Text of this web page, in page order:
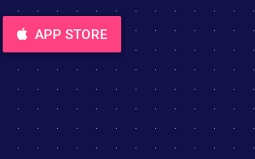
APP STORE